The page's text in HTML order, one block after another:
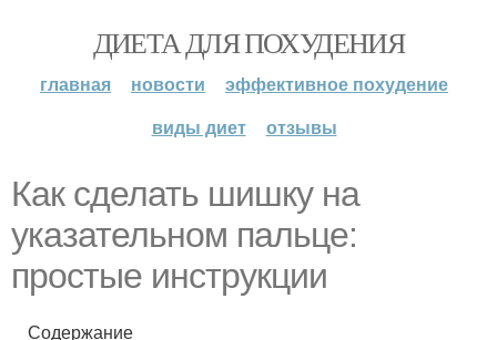
ДИЕТА ДЛЯ ПОХУДЕНИЯ
главная новости
эффективное похудение
виды диет
отзывы
Как сделать шишку на
указательном пальце:
простые инструкции
Содержание